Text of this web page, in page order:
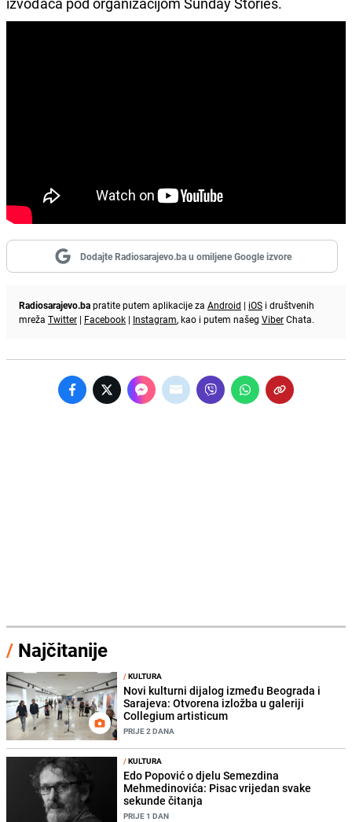
Dodajte Radiosarajevo.ba u omiljene Google izvore
Radiosarajevo.bapratite putem aplikacije za Android | iOS i društvenih
mreža Twitter | Facebook | Instagram, kao i putem našeg ViberChata.
/ Najčitanije
/KULTURA
Novi kulturni dijalog između Beograda i
Sarajeva: Otvorena izložba u galeriji
Collegium artisticum
PRIJE 2 DANA
/KULTURA
Edo Popović o djelu Semezdina
Mehmedinovića: Pisac vrijedan svake
sekunde čitanja
PRIJE 1 DAN